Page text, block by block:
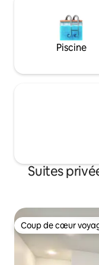
Piscine
Suites
Coup de cœur
Coup de cœur